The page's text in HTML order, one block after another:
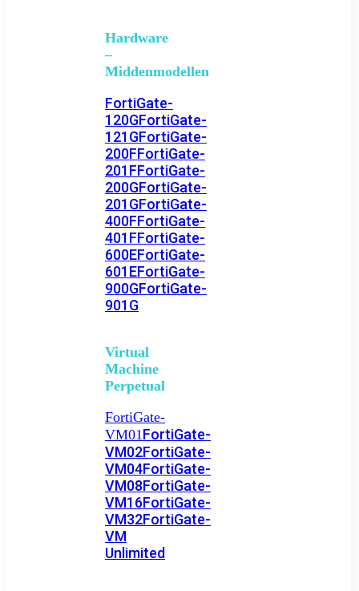
Hardware
–
Middenmodellen
FortiGate-
120GFortiGate-
121GFortiGate-
200FFortiGate-
201FFortiGate-
200GFortiGate-
201GFortiGate-
400FFortiGate-
401FFortiGate-
600EFortiGate-
601EFortiGate-
900GFortiGate-
901G
Virtual
Machine
Perpetual
FortiGate-
VM01FortiGate-
VM02FortiGate-
VM04FortiGate-
VM08FortiGate-
VM16FortiGate-
VM32FortiGate-
VM
Unlimited